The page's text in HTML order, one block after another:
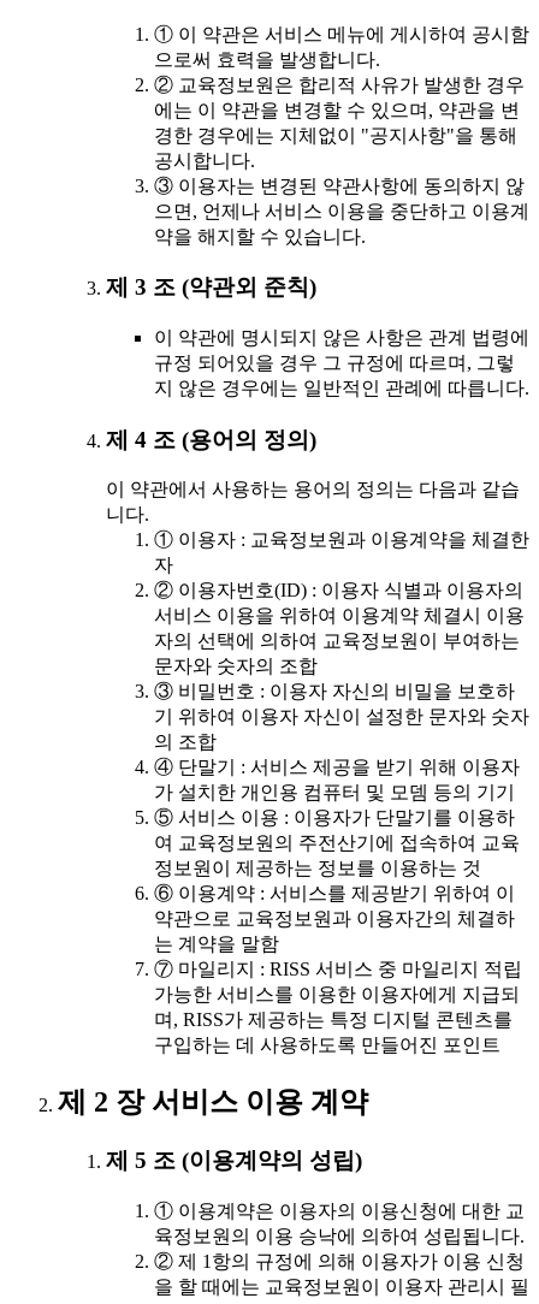
① 이 약관은 서비스 메뉴에 게시하여 공시함
으로써 효력을 발생합니다.
② 교육정보원은 합리적 사유가 발생한 경우
에는 이 약관을 변경할 수 있으며, 약관을 변
경한 경우에는 지체없이 "공지사항"을 통해
공시합니다.
③ 이용자는 변경된 약관사항에 동의하지 않
으면, 언제나 서비스 이용을 중단하고 이용계
약을 해지할 수 있습니다.
제 3 조 (약관외 준칙)
이 약관에 명시되지 않은 사항은 관계 법령에
규정 되어있을 경우 그 규정에 따르며, 그렇
지 않은 경우에는 일반적인 관례에 따릅니다.
제 4 조 (용어의 정의)
이 약관에서 사용하는 용어의 정의는 다음과 같습
니다.
① 이용자 : 교육정보원과 이용계약을 체결한
자
② 이용자번호(ID) : 이용자 식별과 이용자의
서비스 이용을 위하여 이용계약 체결시 이용
자의 선택에 의하여 교육정보원이 부여하는
문자와 숫자의 조합
③ 비밀번호 : 이용자 자신의 비밀을 보호하
기 위하여 이용자 자신이 설정한 문자와 숫자
의 조합
④ 단말기 : 서비스 제공을 받기 위해 이용자
가 설치한 개인용 컴퓨터 및 모뎀 등의 기기
⑤ 서비스 이용 : 이용자가 단말기를 이용하
여 교육정보원의 주전산기에 접속하여 교육
정보원이 제공하는 정보를 이용하는 것
⑥ 이용계약 : 서비스를 제공받기 위하여 이
약관으로 교육정보원과 이용자간의 체결하
는 계약을 말함
⑦ 마일리지 : RISS 서비스 중 마일리지 적립
가능한 서비스를 이용한 이용자에게 지급되
며, RISS가 제공하는 특정 디지털 콘텐츠를
구입하는 데 사용하도록 만들어진 포인트
제 2 장 서비스 이용 계약
제 5 조 (이용계약의 성립)
① 이용계약은 이용자의 이용신청에 대한 교
육정보원의 이용 승낙에 의하여 성립됩니다.
② 제 1항의 규정에 의해 이용자가 이용 신청
을 할 때에는 교육정보원이 이용자 관리시 필